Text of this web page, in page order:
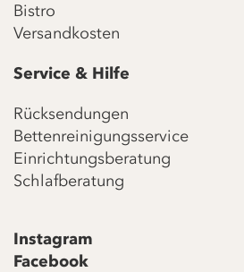
Bistro
Versandkosten
Service & Hilfe
Rücksendungen
Bettenreinigungsservice
Einrichtungsberatung
Schlafberatung
Instagram
Facebook